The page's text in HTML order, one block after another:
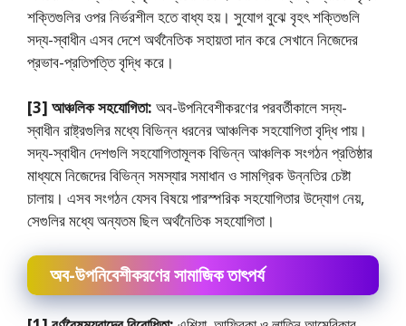
শক্তিগুলির ওপর নির্ভরশীল হতে বাধ্য হয়। সুযােগ বুঝে বৃহৎ শক্তিগুলি
সদ্য-স্বাধীন এসব দেশে অর্থনৈতিক সহায়তা দান করে সেখানে নিজেদের
প্রভাব-প্রতিপত্তি বৃদ্ধি করে।
[3] আঞ্চলিক সহযোগিতা: অব-উপনিবেশীকরণের পরবর্তীকালে সদ্য-
স্বাধীন রাষ্ট্রগুলির মধ্যে বিভিন্ন ধরনের আঞ্চলিক সহযােগিতা বৃদ্ধি পায়।
সদ্য-স্বাধীন দেশগুলি সহযােগিতামূলক বিভিন্ন আঞ্চলিক সংগঠন প্রতিষ্ঠার
মাধ্যমে নিজেদের বিভিন্ন সমস্যার সমাধান ও সামগ্রিক উন্নতির চেষ্টা
চালায়। এসব সংগঠন যেসব বিষয়ে পারস্পরিক সহযােগিতার উদ্যোগ নেয়,
সেগুলির মধ্যে অন্যতম ছিল অর্থনৈতিক সহযােগিতা।
অব-উপনিবেশীকরণের সামাজিক তাৎপর্য